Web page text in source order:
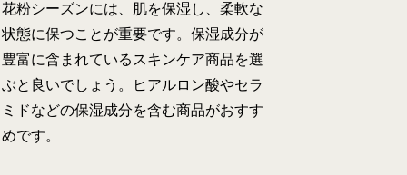
花粉シーズンには、肌を保湿し、柔軟な
状態に保つことが重要です。保湿成分が
豊富に含まれているスキンケア商品を選
ぶと良いでしょう。ヒアルロン酸やセラ
ミドなどの保湿成分を含む商品がおすす
めです。